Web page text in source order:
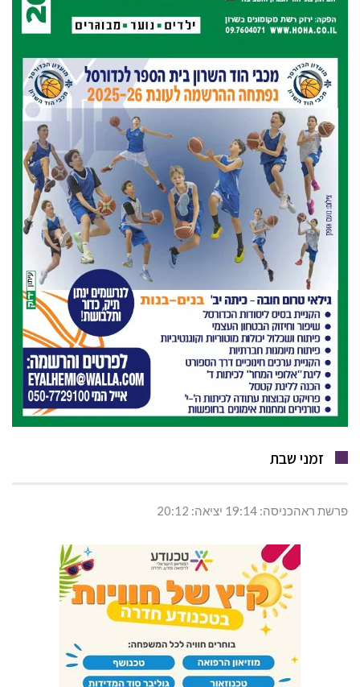
זמני שבת
פרשת ראהכניסה: 19:14 יציאה: 20:12